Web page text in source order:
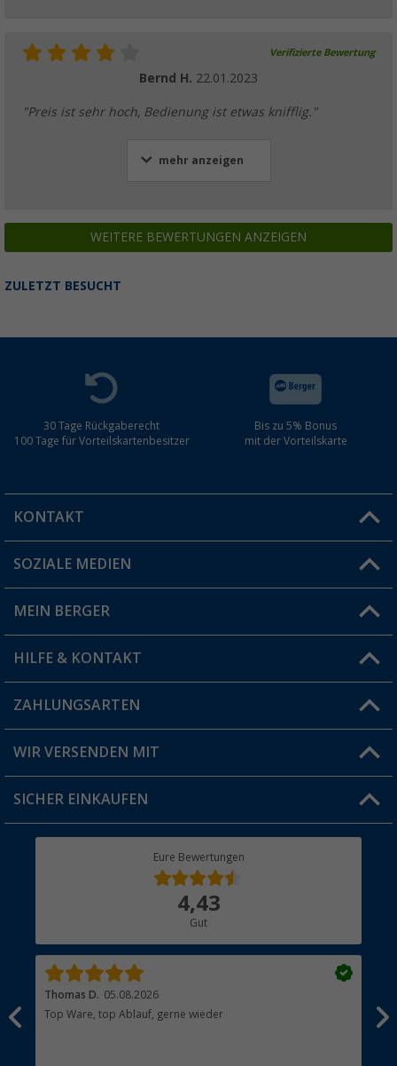
Verifizierte Bewertung
Bernd H. 22.01.2023
"Preis ist sehr hoch, Bedienung ist etwas knifflig."
mehr anzeigen
WEITERE BEWERTUNGEN ANZEIGEN
ZULETZT BESUCHT
30 Tage Rückgaberecht
100 Tage für Vorteilskartenbesitzer
Bis zu 5% Bonus
mit der Vorteilskarte
KONTAKT
Du hast eine Frage?
Filiale finden
SOZIALE MEDIEN
MEIN BERGER
Vorteilskarte
Blog
Jobs & Karriere
HILFE & KONTAKT
FAQ & Kontakt
Versandinformationen
Rücksendung
ZAHLUNGSARTEN
WIR VERSENDEN MIT
SICHER EINKAUFEN
Eure Bewertungen
4,43
Gut
Thomas D. 05.08.2026
Top Ware, top Ablauf, gerne wieder